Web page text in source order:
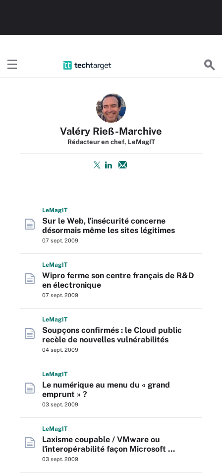
Valéry Rieß-Marchive
Rédacteur en chef, LeMagIT
LeMagIT
Sur le Web, l'insécurité concerne
désormais même les sites légitimes
07 sept. 2009
LeMagIT
Wipro ferme son centre français de R&D
en électronique
07 sept. 2009
LeMagIT
Soupçons confirmés : le Cloud public
recèle de nouvelles vulnérabilités
04 sept. 2009
LeMagIT
Le numérique au menu du « grand
emprunt » ?
03 sept. 2009
LeMagIT
Laxisme coupable / VMware ou
l'interopérabilité façon Microsoft ...
03 sept. 2009